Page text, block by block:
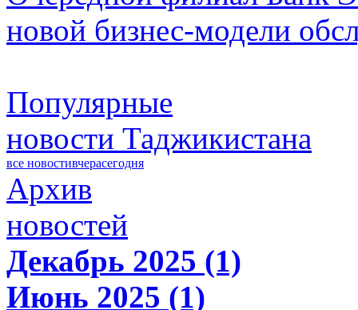
новой бизнес-модели
Популярные
новости Таджикистана
все новостивчерасегодня
Архив
новостей
Декабрь 2025 (1)
Июнь 2025 (1)